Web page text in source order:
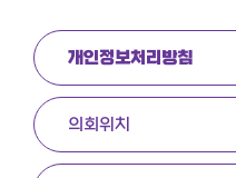
개인정보처리방침
의회위치